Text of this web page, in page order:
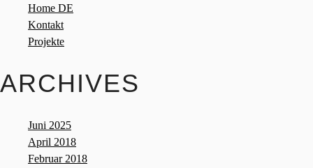
Home DE
Kontakt
Projekte
ARCHIVES
Juni 2025
April 2018
Februar 2018